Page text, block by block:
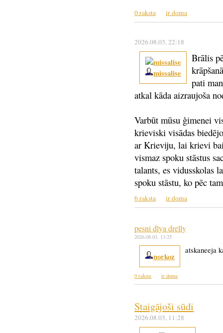
0 raksta ir doma
2026.08.03, 22:18
missalise
Brālis
pati
atkal kāda aizraujoša
Varbūt mūsu ģimenei
krieviski visādas
ar Krieviju, lai krievi
vismaz spoku stāstus
talants, es vidusskolas
spoku stāstu, ko pēc
6 raksta ir doma
pesni dlya drelly
2026.08.03, 13:25
norkoz
atskaneeja
0 raksta ir doma
Staigājoši sūdi
2026.08.03, 11:28